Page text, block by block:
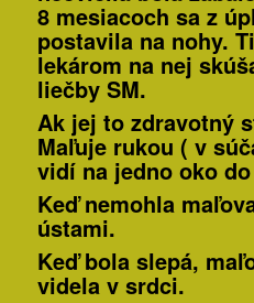
8 mesiacoch sa z
postavila na nohy.
lekárom na nej
liečby SM.
Ak jej to zdravotný
Maľuje rukou ( v
vidí na jedno oko
Keď nemohla
ústami.
Keď bola slepá,
videla v srdci.